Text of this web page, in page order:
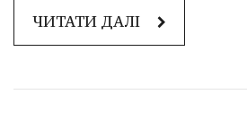
ЧИТАТИ ДАЛІ